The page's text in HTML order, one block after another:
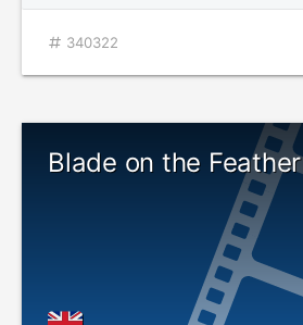
340322
Blade on the Feather